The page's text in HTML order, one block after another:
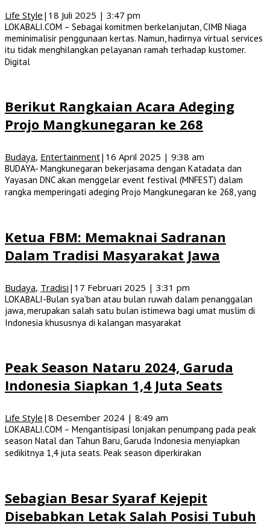
Life Style | 18 Juli 2025 | 3:47 pm
LOKABALI.COM – Sebagai komitmen berkelanjutan, CIMB Niaga
meminimalisir penggunaan kertas. Namun, hadirnya virtual services
itu tidak menghilangkan pelayanan ramah terhadap kustomer.
Digital
Berikut Rangkaian Acara Adeging
Projo Mangkunegaran ke 268
Budaya, Entertainment| 16 April 2025 | 9:38 am
BUDAYA- Mangkunegaran bekerjasama dengan Katadata dan
Yayasan DNC akan menggelar event festival (MNFEST) dalam
rangka memperingati adeging Projo Mangkunegaran ke 268, yang
Ketua FBM: Memaknai Sadranan
Dalam Tradisi Masyarakat Jawa
Budaya, Tradisi | 17 Februari 2025 | 3:31 pm
LOKABALI-Bulan sya’ban atau bulan ruwah dalam penanggalan
jawa, merupakan salah satu bulan istimewa bagi umat muslim di
Indonesia khususnya di kalangan masyarakat
Peak Season Nataru 2024, Garuda
Indonesia Siapkan 1,4 Juta Seats
Life Style | 8 Desember 2024 | 8:49 am
LOKABALI.COM – Mengantisipasi lonjakan penumpang pada peak
season Natal dan Tahun Baru, Garuda Indonesia menyiapkan
sedikitnya 1,4 juta seats. Peak season diperkirakan
Sebagian Besar Syaraf Kejepit
Disebabkan Letak Salah Posisi Tubuh